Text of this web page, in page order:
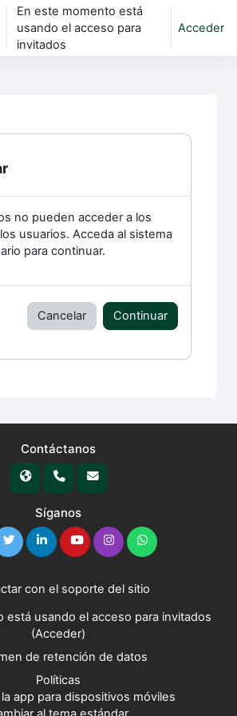
de entrada
En este momento está
usando el acceso para
invitados
Acceder
no pueden acceder a los
usuarios. Acceda al sistema
para continuar.
Cancelar Continuar
Contáctanos
Síganos
con el soporte del sitio
está usando el acceso para invitados
(Acceder)
de retención de datos
Políticas
app para dispositivos móviles